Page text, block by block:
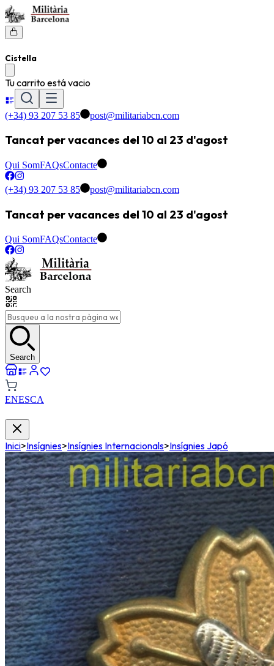
Cistella
Tu carrito está vacio
(+34) 93 207 53 85 post@militariabcn.com
Tancat per vacances del 10 al 23 d'agost
Qui SomFAQsContacte
(+34) 93 207 53 85 post@militariabcn.com
Tancat per vacances del 10 al 23 d'agost
Qui SomFAQsContacte
Search
Search
ENESCA
Inici>Insígnies>Insígnies Internacionals>Insígnies Japó